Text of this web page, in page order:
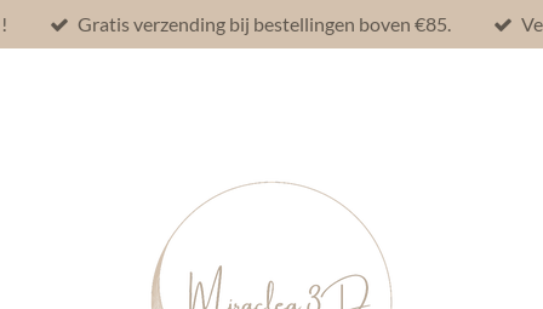
Gratis verzending bij bestellingen boven €85.